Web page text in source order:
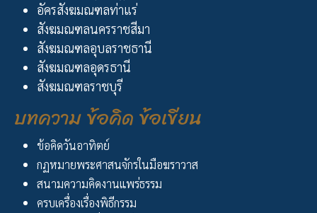
อัครสังฆมณฑลท่าแร่
สังฆมณฑลนครราชสีมา
สังฆมณฑลอุบลราชธานี
สังฆมณฑลอุดรธานี
สังฆมณฑลราชบุรี
บทความ ข้อคิด ข้อเขียน
ข้อคิดวันอาทิตย์
กฏหมายพระศาสนจักรในมือฆราวาส
สนามความคิดงานแพร่ธรรม
ครบเครื่องเรื่องพิธีกรรม